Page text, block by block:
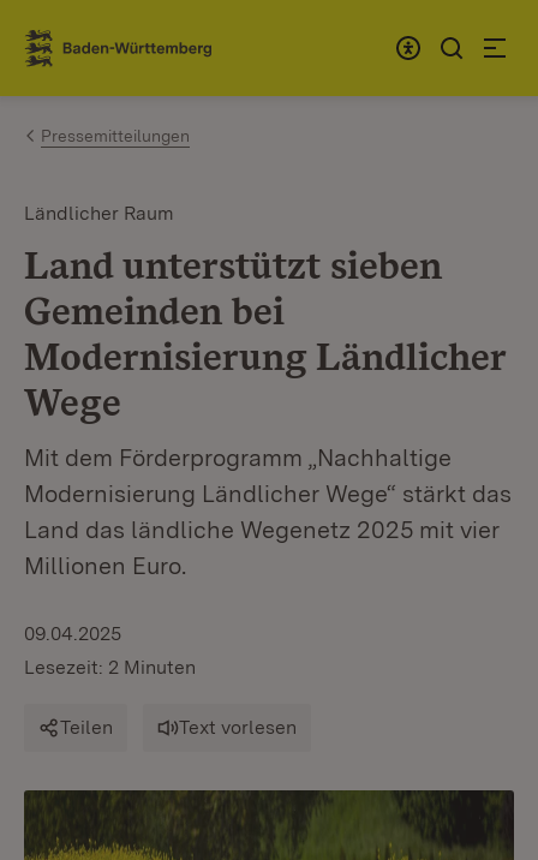
Zum Inhalt springen
Link zur Startseite
Pressemitteilungen
Ländlicher Raum
Land unterstützt sieben
Gemeinden bei
Modernisierung Ländlicher
Wege
Mit dem Förderprogramm „Nachhaltige
Modernisierung Ländlicher Wege“ stärkt das
Land das ländliche Wegenetz 2025 mit vier
Millionen Euro.
09.04.2025
Lesezeit: 2 Minuten
Teilen Text vorlesen